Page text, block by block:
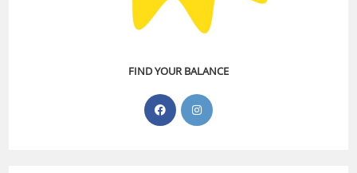
FIND YOUR BALANCE